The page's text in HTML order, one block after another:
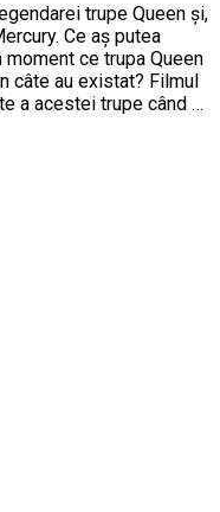
trupe Queen și,
Ce aș putea
ce trupa Queen
câte au existat? Filmul
a acestei trupe când …